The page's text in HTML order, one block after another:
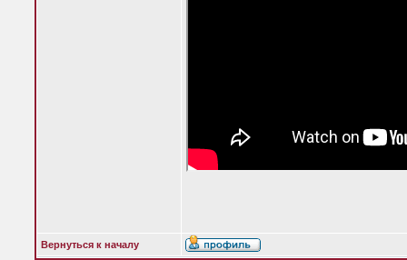
Вернуться к началу